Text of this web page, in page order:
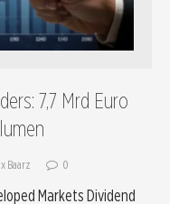
7,7 Mrd Euro
Baarz 0
Markets Dividend